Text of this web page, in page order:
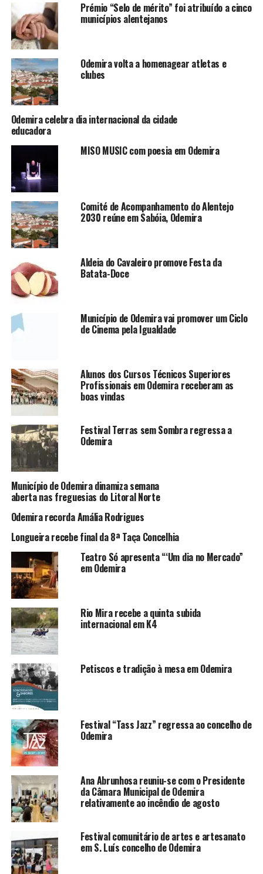
Prémio “Selo de mérito” foi atribuído a cinco
municípios alentejanos
Odemira volta a homenagear atletas e
clubes
Odemira celebra dia internacional da cidade
educadora
MISO MUSIC com poesia em Odemira
Comité de Acompanhamento do Alentejo
2030 reúne em Sabóia, Odemira
Aldeia do Cavaleiro promove Festa da
Batata-Doce
Município de Odemira vai promover um Ciclo
de Cinema pela Igualdade
Alunos dos Cursos Técnicos Superiores
Profissionais em Odemira receberam as
boas vindas
Festival Terras sem Sombra regressa a
Odemira
Município de Odemira dinamiza semana
aberta nas freguesias do Litoral Norte
Odemira recorda Amália Rodrigues
Longueira recebe final da 8ª Taça Concelhia
Teatro Só apresenta “‘Um dia no Mercado”
em Odemira
Rio Mira recebe a quinta subida
internacional em K4
Petiscos e tradição à mesa em Odemira
Festival “Tass Jazz” regressa ao concelho de
Odemira
Ana Abrunhosa reuniu-se com o Presidente
da Câmara Municipal de Odemira
relativamente ao incêndio de agosto
Festival comunitário de artes e artesanato
em S. Luís concelho de Odemira